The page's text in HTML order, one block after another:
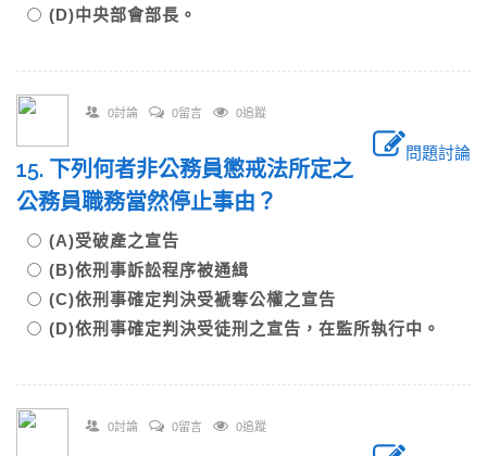
(D)中央部會部長。
0討論 0留言 0追蹤
問題討論
15. 下列何者非公務員懲戒法所定之
公務員職務當然停止事由？
(A)受破產之宣告
(B)依刑事訴訟程序被通緝
(C)依刑事確定判決受褫奪公權之宣告
(D)依刑事確定判決受徒刑之宣告，在監所執行中。
0討論 0留言 0追蹤